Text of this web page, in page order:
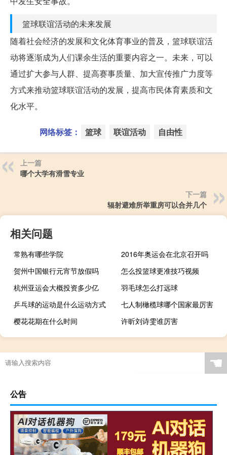
篮球联谊活动的未来发展
随着社会经济的发展和文化体育事业的普及，篮球联谊活
动将逐渐成为人们课余生活的重要内容之一。未来，可以
通过扩大参与人群、提高赛事质量、加大宣传推广力度等
方式来推动篮球联谊活动的发展，提高市民体育素质和文
化水平。
网络标签： 篮球 联谊活动 自由性
上一篇
哪个大学有滑雪专业
下一篇
辐射避难所举重房可以合并几个
相关问题
常熟有哪些学院
2016年奥运会在北京召开吗
贺州中国银行元宵节放假吗
怎么投篮球更准技巧视频
杭州亚运会大概投资多少亿
羽毛球怎么打远球
乒乓球的运动是什么运动方式
七人制橄榄球哪个国家最厉害
樱花花期在什么时间
许昕刘诗雯谁厉害
☚
公告